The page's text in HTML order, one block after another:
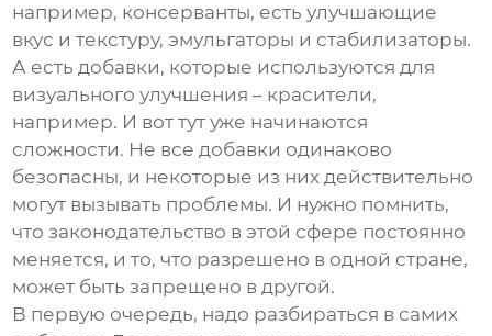
например, консерванты, есть улучшающие
вкус и текстуру, эмульгаторы и стабилизаторы.
А есть добавки, которые используются для
визуального улучшения – красители,
например. И вот тут уже начинаются
сложности. Не все добавки одинаково
безопасны, и некоторые из них действительно
могут вызывать проблемы. И нужно помнить,
что законодательство в этой сфере постоянно
меняется, и то, что разрешено в одной стране,
может быть запрещено в другой.
В первую очередь, надо разбираться в самих